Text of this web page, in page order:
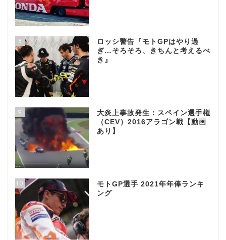
8
ロッシ警告『モトGPはやり過
ぎ…そろそろ、きちんと考えるべ
き』
9
大炎上事故発生：スペイン選手権
（CEV）2016アラゴン戦【動画
あり】
10
モトGP選手 2021年年俸ランキ
ング